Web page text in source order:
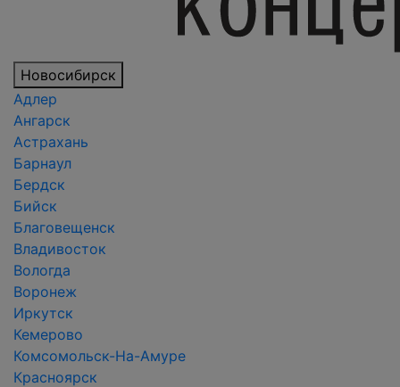
Новосибирск
Адлер
Ангарск
Астрахань
Барнаул
Бердск
Бийск
Благовещенск
Владивосток
Вологда
Воронеж
Иркутск
Кемерово
Комсомольск-На-Амуре
Красноярск